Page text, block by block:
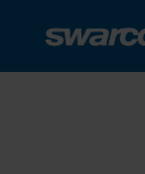
Overslaan en